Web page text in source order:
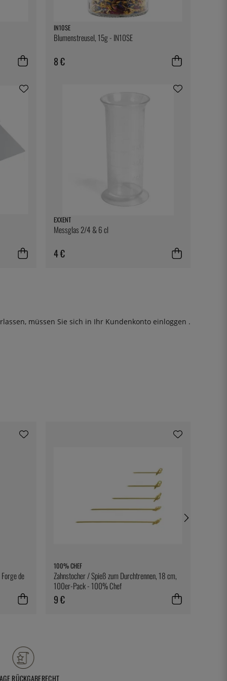
IN10SE
Blumenstreusel, 15g - IN10SE
8 €
EXXENT
Messglas 2/4 & 6 cl
4 €
müssen Sie sich in Ihr Kundenkonto einloggen .
de
100% CHEF
Zahnstocher / Spieß zum Durchtrennen, 18 cm,
100er-Pack - 100% Chef
9 €
RÜCKGABERECHT